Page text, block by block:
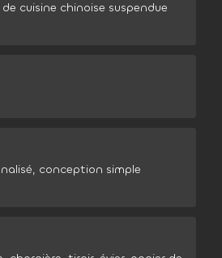
cuisine chinoise suspendue
conception simple